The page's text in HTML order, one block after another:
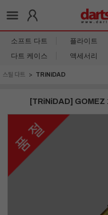
소프트 다트 플라이트
다트 케이스
액세서리
스틸 다트 TRiNiDAD
[TRiNiDAD] GOMEZ